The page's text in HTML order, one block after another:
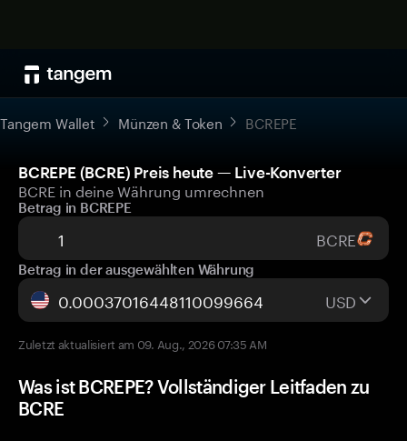
Tangem Wallet Münzen & Token BCREPE
BCREPE (BCRE) Preis heute — Live-Konverter
BCRE in deine Währung umrechnen
Betrag in BCREPE
BCRE
Betrag in der ausgewählten Währung
USD
Zuletzt aktualisiert am 09. Aug., 2026 07:35 AM
Was ist BCREPE? Vollständiger Leitfaden zu
BCRE